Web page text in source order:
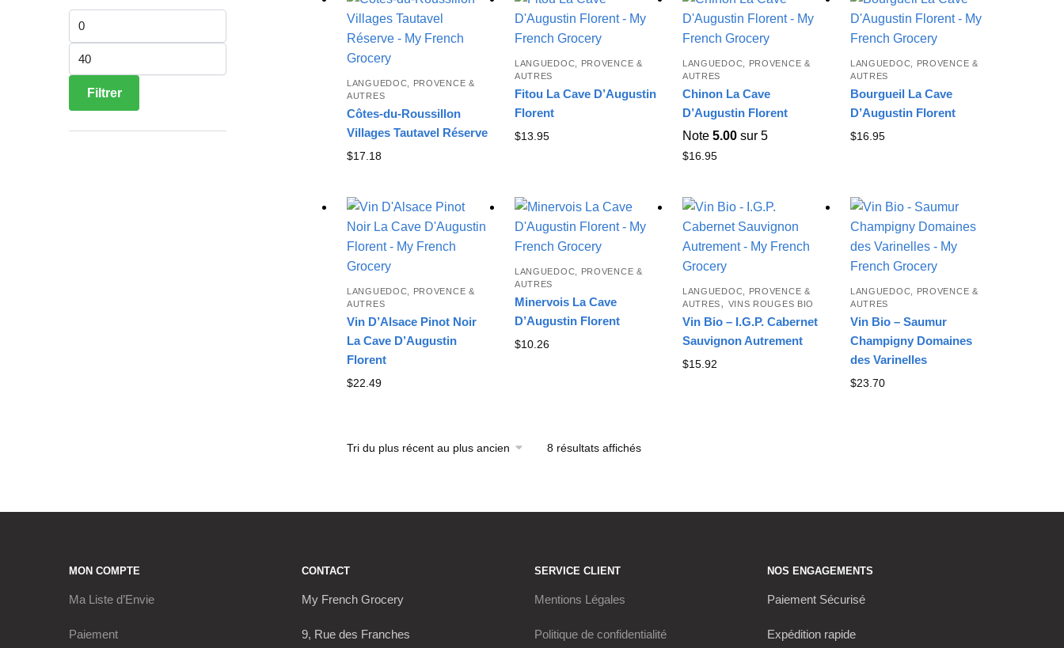
récent
LANGUEDOC, PROVENCE &
AUTRES
Côtes-du-Roussillon
Villages Tautavel Réserve
$17.18
LANGUEDOC, PROVENCE &
AUTRES
Fitou La Cave D’Augustin
Florent
$13.95
LANGUEDOC, PROVENCE &
AUTRES
Chinon La Cave
D’Augustin Florent
Note 5.00sur 5
$16.95
LANGUEDOC, PROVENCE &
AUTRES
Bourgueil La Cave
D’Augustin Florent
$16.95
LANGUEDOC, PROVENCE &
AUTRES
Vin D’Alsace Pinot Noir
La Cave D’Augustin
Florent
$22.49
LANGUEDOC, PROVENCE &
AUTRES
Minervois La Cave
D’Augustin Florent
$10.26
LANGUEDOC, PROVENCE &
AUTRES, VINS ROUGES BIO
Vin Bio – I.G.P. Cabernet
Sauvignon Autrement
$15.92
LANGUEDOC, PROVENCE &
AUTRES
Vin Bio – Saumur
Champigny Domaines
des Varinelles
$23.70
8 résultats affichés
Prix min
Prix max
Filtrer
MON COMPTE
Ma Liste d’Envie
Paiement
CONTACT
My French Grocery
9, Rue des Franches
SERVICE CLIENT
Mentions Légales
Politique de confidentialité
NOS ENGAGEMENTS
Paiement Sécurisé
Expédition rapide